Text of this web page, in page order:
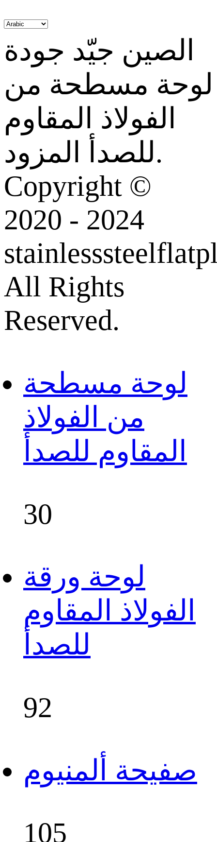
الصين جيّد جودة
لوحة مسطحة من
الفولاذ المقاوم
للصدأ المزود.
Copyright ©
2020 - 2024
All Rights
Reserved.
لوحة مسطحة
من الفولاذ
المقاوم للصدأ
30
لوحة ورقة
الفولاذ المقاوم
للصدأ
92
صفيحة ألمنيوم
105